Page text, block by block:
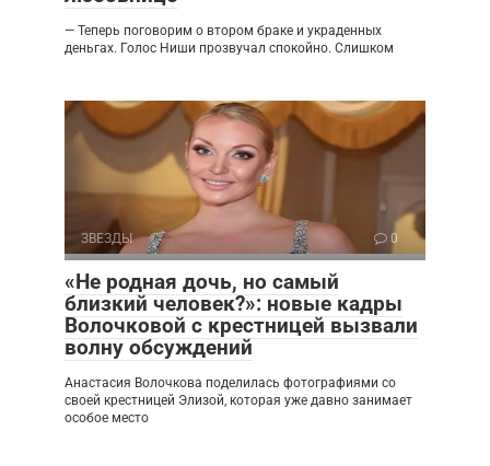
— Теперь поговорим о втором браке и украденных
деньгах. Голос Ниши прозвучал спокойно. Слишком
ЗВЕЗДЫ 0
«Не родная дочь, но самый
близкий человек?»: новые кадры
Волочковой с крестницей вызвали
волну обсуждений
Анастасия Волочкова поделилась фотографиями со
своей крестницей Элизой, которая уже давно занимает
особое место